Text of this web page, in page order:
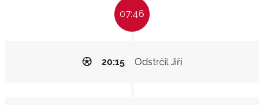
07:46
Odstrčil Jiří
20:15